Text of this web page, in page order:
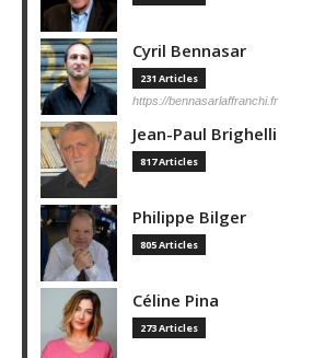
Cyril Bennasar
231 Articles
https://bennasarlaffranchi.fr
Jean-Paul Brighelli
817 Articles
Philippe Bilger
805 Articles
Céline Pina
273 Articles